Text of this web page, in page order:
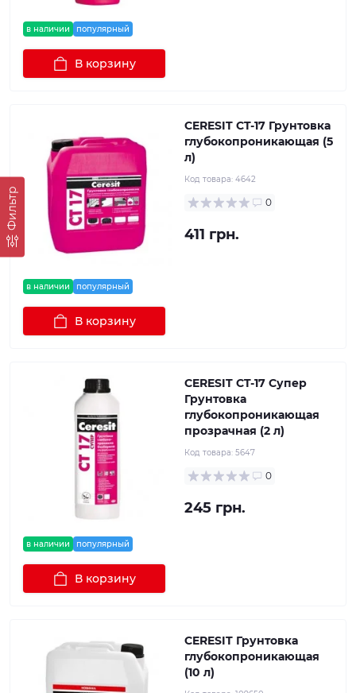
Фильтр
в наличии популярный
В корзину
в наличии популярный
CERESIT CT-17 Грунтовка
глубокопроникающая (5
л)
Код товара: 4642
0
411 грн.
В корзину
в наличии популярный
CERESIT CT-17 Супер
Грунтовка
глубокопроникающая
прозрачная (2 л)
Код товара: 5647
0
245 грн.
В корзину
CERESIT Грунтовка
глубокопроникающая
(10 л)